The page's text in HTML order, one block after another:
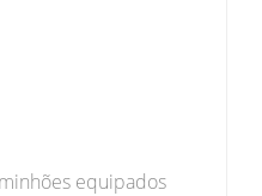
equipados